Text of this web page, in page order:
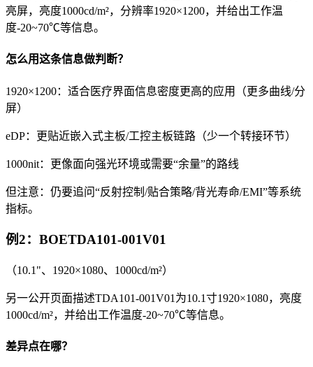
亮屏，亮度1000cd/m²，分辨率1920×1200，并给出工作温
度-20~70℃等信息。
怎么用这条信息做判断？
1920×1200：适合医疗界面信息密度更高的应用（更多曲线/分
屏）
eDP：更贴近嵌入式主板/工控主板链路（少一个转接环节）
1000nit：更像面向强光环境或需要“余量”的路线
但注意：仍要追问“反射控制/贴合策略/背光寿命/EMI”等系统
指标。
例2：BOETDA101-001V01
（10.1"、1920×1080、1000cd/m²）
另一公开页面描述TDA101-001V01为10.1寸1920×1080，亮度
1000cd/m²，并给出工作温度-20~70℃等信息。
差异点在哪？